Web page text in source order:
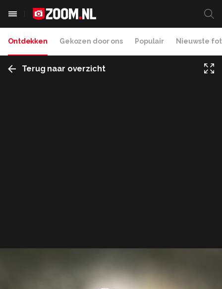
Ontdekken Gekozen door ons Populair Nieuwste
Terug naar overzicht